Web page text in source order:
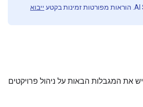
ייבוא
ב-Google AI Studio יש את המגבלות הבאות על ניהול פרויקטים